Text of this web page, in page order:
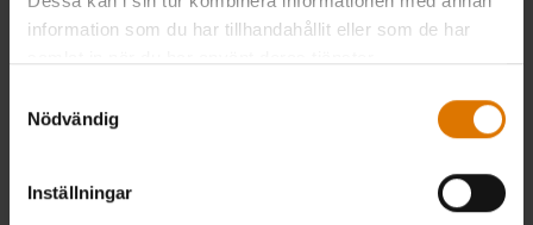
information som du har tillhandahållit eller som de har
Nödvändig
Inställningar